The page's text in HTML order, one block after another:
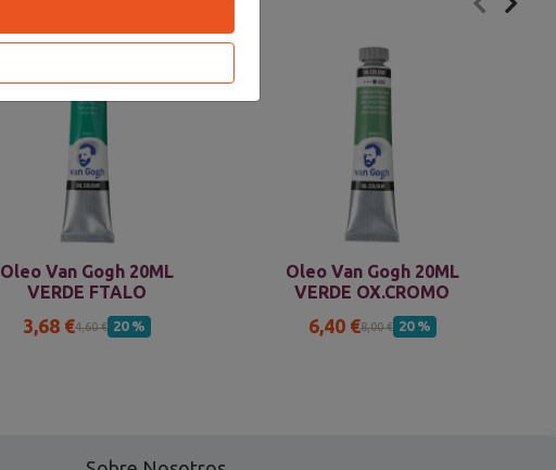
Oleo Van Gogh 20ML
VERDE FTALO
3,68 €4,60 € 20 %
Oleo Van Gogh 20ML
VERDE OX.CROMO
6,40 €8,00 € 20 %